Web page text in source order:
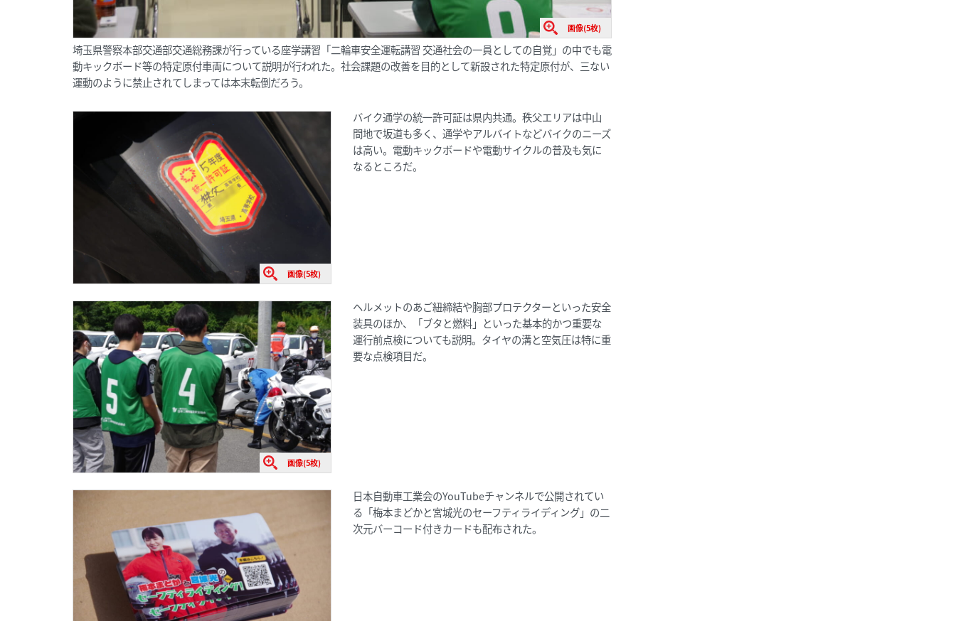
画像(5枚)
埼玉県警察本部交通部交通総務課が行っている座学講習「二輪車安全運転講習 交通社会の一員としての自覚」の中でも電
動キックボード等の特定原付車両について説明が行われた。社会課題の改善を目的として新設された特定原付が、三ない
運動のように禁止されてしまっては本末転倒だろう。
画像(5枚)
バイク通学の統一許可証は県内共通。秩父エリアは中山
間地で坂道も多く、通学やアルバイトなどバイクのニーズ
は高い。電動キックボードや電動サイクルの普及も気に
なるところだ。
画像(5枚)
ヘルメットのあご紐締結や胸部プロテクターといった安全
装具のほか、「ブタと燃料」といった基本的かつ重要な
運行前点検についても説明。タイヤの溝と空気圧は特に重
要な点検項目だ。
日本自動車工業会のYouTubeチャンネルで公開されてい
る「梅本まどかと宮城光のセーフティライディング」の二
次元バーコード付きカードも配布された。